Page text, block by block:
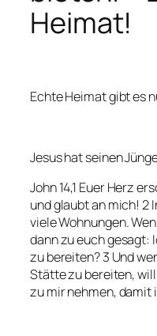
Heimat!
Echte Heimat gibt es
Jesus hat seinen
John 14,1 Euer Herz
und glaubt an mich! 2
viele Wohnungen.
dann zu euch gesagt:
zu bereiten? 3 Und
Stätte zu bereiten,
zu mir nehmen, damit